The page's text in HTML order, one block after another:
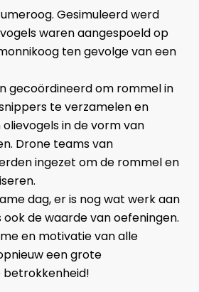
Gesimuleerd werd
waren aangespoeld op
ten gevolge van een
gecoördineerd om rommel in
te verzamelen en
in de vorm van
Drone teams van
ingezet om de rommel en
dag, er is nog wat werk aan
ook de waarde van oefeningen.
en motivatie van alle
een grote